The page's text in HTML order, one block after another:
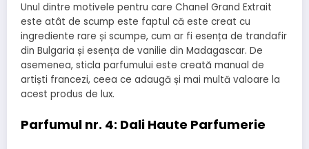
Unul dintre motivele pentru care Chanel Grand Extrait
este atât de scump este faptul că este creat cu
ingrediente rare și scumpe, cum ar fi esența de trandafir
din Bulgaria și esența de vanilie din Madagascar. De
asemenea, sticla parfumului este creată manual de
artiști francezi, ceea ce adaugă și mai multă valoare la
acest produs de lux.
Parfumul nr. 4: Dali Haute Parfumerie